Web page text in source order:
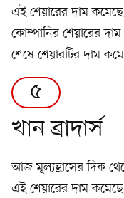
এই শেয়ারের দাম
কোম্পানির শেয়ারের
শেষে শেয়ারটির দাম
৫
খান ব্রাদার্স
আজ মূল্যহ্রাসের দিক
এই শেয়ারের দাম